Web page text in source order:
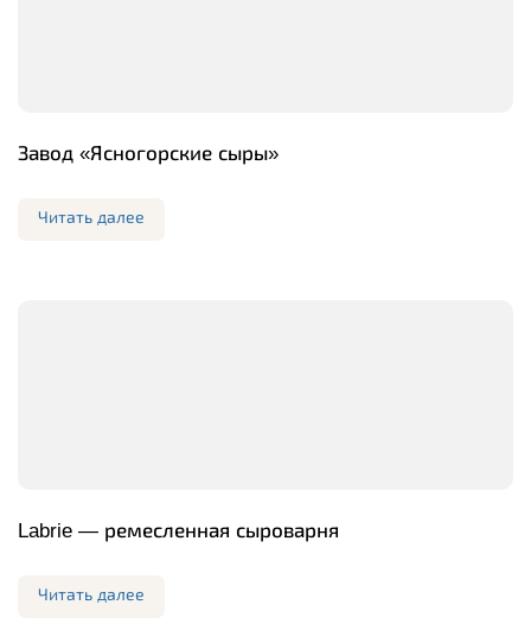
Завод «Ясногорские сыры»
Читать далее
Labrie — ремесленная сыроварня
Читать далее